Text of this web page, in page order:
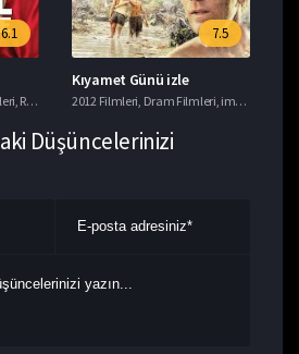
6.1
Romantik Filmler
7.5
Kıyamet Günü izle
2012 Filmleri Dram Filmleri imdb 7+ Filmler
Düşüncelerinizi